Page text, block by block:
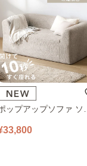
ップアップソファ ソフ
2人掛け PUS1-2SA ベー